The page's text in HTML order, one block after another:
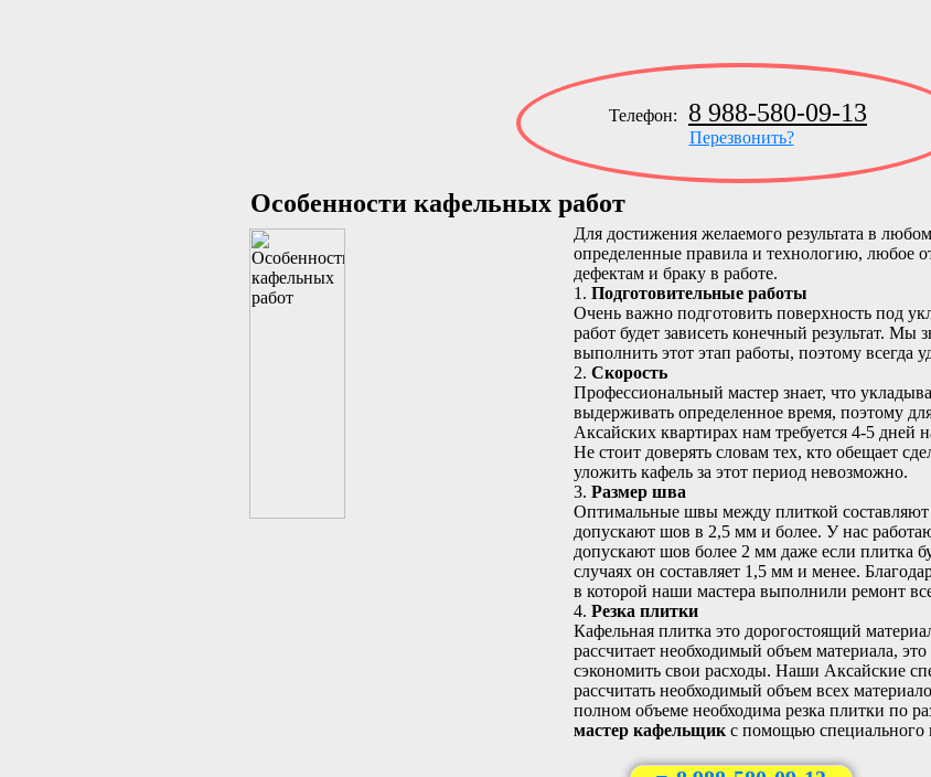
Телефон: 8 988-580-09-13
Перезвонить?
Особенности кафельных работ
Для достижения желаемого результата в
определенные правила и технологию, любое
дефектам и браку в работе.
1. Подготовительные работы
Очень важно подготовить поверхность под
работ будет зависеть конечный результат.
выполнить этот этап работы, поэтому всегда
2. Скорость
Профессиональный мастер знает, что
выдерживать определенное время, поэтому
Аксайских квартирах нам требуется 4-5 дней
Не стоит доверять словам тех, кто обещает
уложить кафель за этот период невозможно.
3. Размер шва
Оптимальные швы между плиткой
допускают шов в 2,5 мм и более. У нас
допускают шов более 2 мм даже если плитка
случаях он составляет 1,5 мм и менее.
в которой наши мастера выполнили ремонт
4. Резка плитки
Кафельная плитка это дорогостоящий
рассчитает необходимый объем материала,
сэкономить свои расходы. Наши Аксайские
рассчитать необходимый объем всех
полном объеме необходима резка плитки по
мастер кафельщик с помощью специального